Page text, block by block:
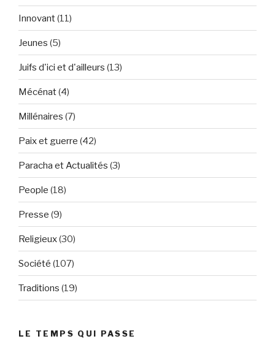
Innovant(11)
Jeunes (5)
Juifs d'ici et d'ailleurs (13)
Mécénat(4)
Millénaires (7)
Paix et guerre (42)
Paracha et Actualités (3)
People (18)
Presse (9)
Religieux(30)
Société (107)
Traditions (19)
LE TEMPS QUI PASSE